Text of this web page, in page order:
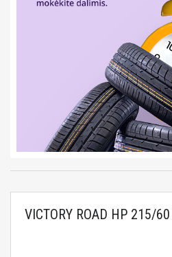
VICTORY ROAD HP 215/